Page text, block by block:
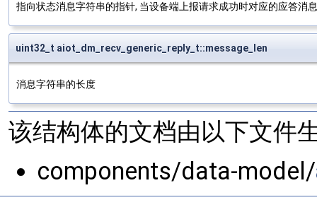
指向状态消息字符串的指针, 当设备端上报请求成功时对应的应答
uint32_t aiot_dm_recv_generic_reply_t::message_len
消息字符串的长度
该结构体的文档由以下文件
components/data-model/